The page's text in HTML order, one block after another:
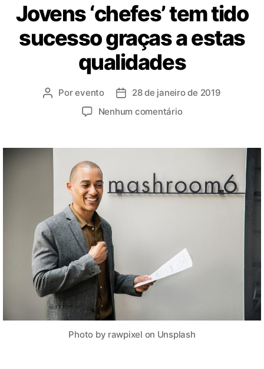
Jovens ‘chefes’ tem tido
sucesso graças a estas
qualidades
Porevento
28 de janeiro de 2019
Nenhum comentário
Photo by rawpixel on Unsplash